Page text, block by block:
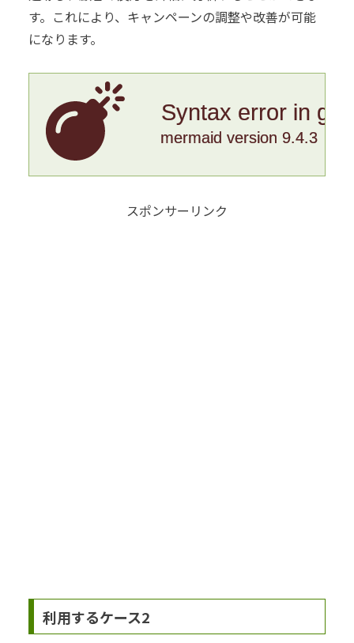
す。これにより、キャンペーンの調整や改善が可能
になります。
Syntax error in
mermaid version 9.4.3
スポンサーリンク
利用するケース2